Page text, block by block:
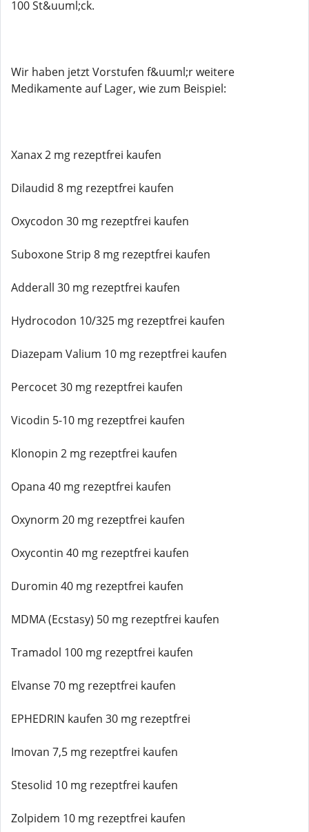
100 St&uuml;ck.
Wir haben jetzt Vorstufen f&uuml;r weitere
Medikamente auf Lager, wie zum Beispiel:
Xanax 2 mg rezeptfrei kaufen
Dilaudid 8 mg rezeptfrei kaufen
Oxycodon 30 mg rezeptfrei kaufen
Suboxone Strip 8 mg rezeptfrei kaufen
Adderall 30 mg rezeptfrei kaufen
Hydrocodon 10/325 mg rezeptfrei kaufen
Diazepam Valium 10 mg rezeptfrei kaufen
Percocet 30 mg rezeptfrei kaufen
Vicodin 5-10 mg rezeptfrei kaufen
Klonopin 2 mg rezeptfrei kaufen
Opana 40 mg rezeptfrei kaufen
Oxynorm 20 mg rezeptfrei kaufen
Oxycontin 40 mg rezeptfrei kaufen
Duromin 40 mg rezeptfrei kaufen
MDMA (Ecstasy) 50 mg rezeptfrei kaufen
Tramadol 100 mg rezeptfrei kaufen
Elvanse 70 mg rezeptfrei kaufen
EPHEDRIN kaufen 30 mg rezeptfrei
Imovan 7,5 mg rezeptfrei kaufen
Stesolid 10 mg rezeptfrei kaufen
Zolpidem 10 mg rezeptfrei kaufen